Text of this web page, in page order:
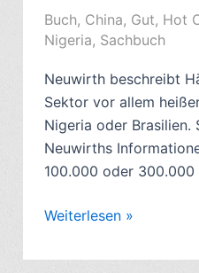
Sterne
–
mit
Video
Buch, China, Gut, Hot
Nigeria, Sachbuch
Neuwirth beschreibt
Sektor vor allem
Nigeria oder Brasilien.
Neuwirths
100.000 oder
Rezension
Stealth
Weiterlesen »